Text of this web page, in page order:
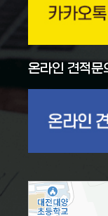
온라인 견적문